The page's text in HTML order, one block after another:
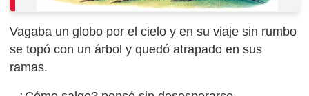
Vagaba un globo por el cielo y en su viaje sin rumbo
se topó con un árbol y quedó atrapado en sus
ramas.